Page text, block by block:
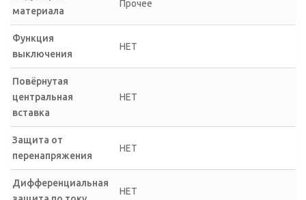
материала
Прочее
Функция
выключения
НЕТ
Повёрнутая
центральная
вставка
НЕТ
Защита от
перенапряжения
НЕТ
Дифференциальная
НЕТ